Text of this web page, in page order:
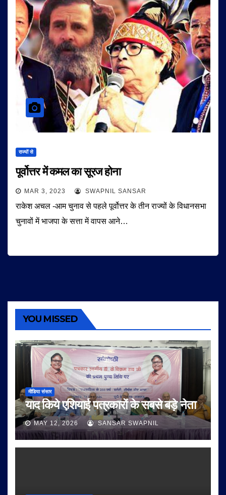
राज्यों से
पूर्वोत्तर में कमल का सूरज होना
MAR 3, 2023 SWAPNIL SANSAR
राकेश अचल -आम चुनाव से पहले पूर्वोत्तर के तीन राज्यों के विधानसभा
चुनावों में भाजपा के सत्ता में वापस आने…
YOU MISSED
मीडिया संसार
याद किये एशियाई पत्रकारों के सबसे बड़े नेता
MAY 12, 2026 SANSAR SWAPNIL